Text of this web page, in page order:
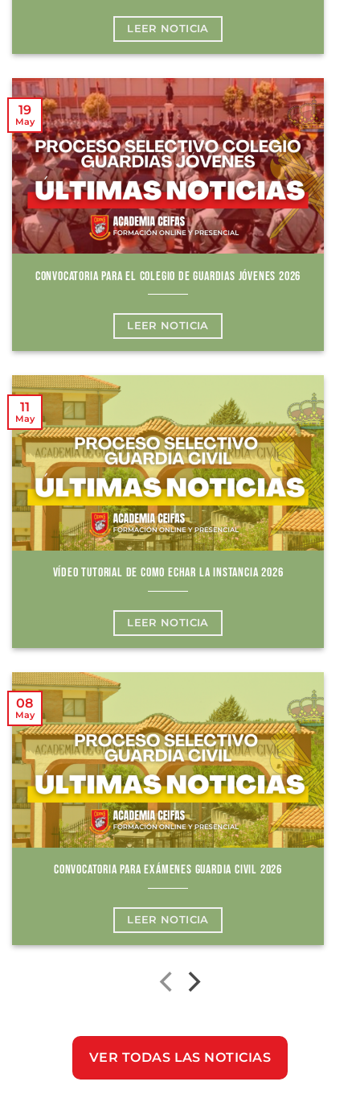
LEER NOTICIA
CONVOCATORIA PARA EL COLEGIO DE GUARDIAS JÓVENES 2026
LEER NOTICIA
19
May
VÍDEO TUTORIAL DE COMO ECHAR LA INSTANCIA 2026
LEER NOTICIA
11
May
CONVOCATORIA PARA EXÁMENES GUARDIA CIVIL 2026
LEER NOTICIA
08
May
VER TODAS LAS NOTICIAS